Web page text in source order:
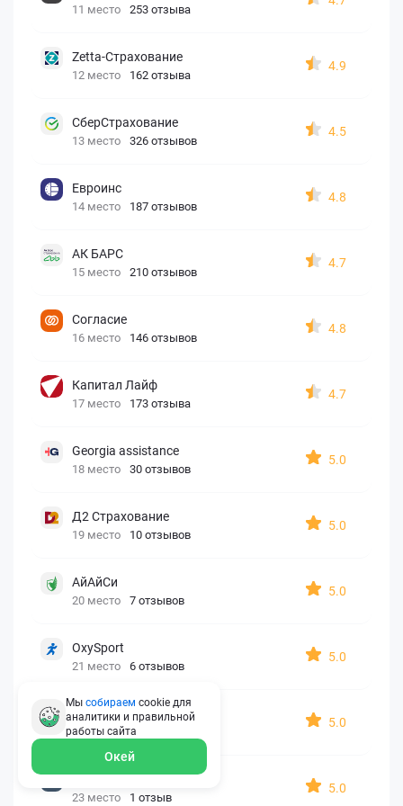
11 место 253 отзыва
Zetta-Страхование
12 место 162 отзыва
4.9
СберСтрахование
13 место 326 отзывов
4.5
Евроинс
14 место 187 отзывов
4.8
АК БАРС
15 место 210 отзывов
4.7
Согласие
16 место 146 отзывов
4.8
Капитал Лайф
17 место 173 отзыва
4.7
Georgia assistance
18 место 30 отзывов
5.0
Д2 Страхование
19 место 10 отзывов
5.0
АйАйСи
20 место 7 отзывов
5.0
OxySport
21 место 6 отзывов
5.0
ERGO AXA
22 место 2 отзыва
5.0
Oxy Travel Premium
23 место 1 отзыв
5.0
Мы собираем cookie для
аналитики и правильной
работы сайта
Окей